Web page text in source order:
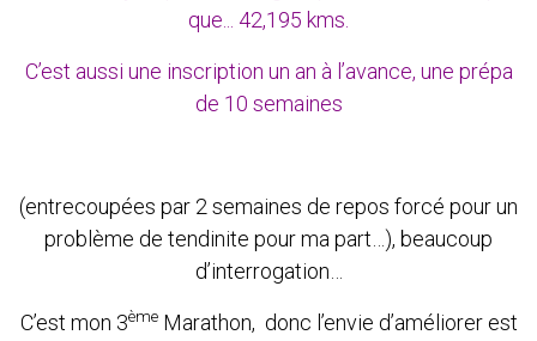
que... 42,195 kms.
C’est aussi une inscription un an à l’avance, une prépa
de 10 semaines
(entrecoupées par 2 semaines de repos forcé pour un
problème de tendinite pour ma part…), beaucoup
d’interrogation…
C’est mon 3èmeMarathon, donc l’envie d’améliorer est